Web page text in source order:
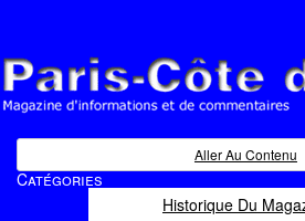
Magazine d'informations et deAller Au Contenu
Catégories
Historique Du